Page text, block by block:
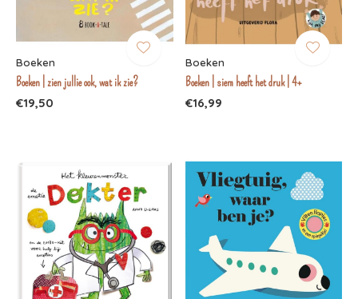
Boeken
Boeken | zien jullie ook, wat ik zie?
€19,50
Boeken
Boeken | siem heeft het druk | 4+
€16,99